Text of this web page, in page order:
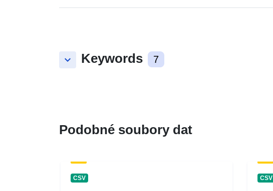
keyboard_arrow_down Keywords 7
Podobné soubory dat
CSV CSV